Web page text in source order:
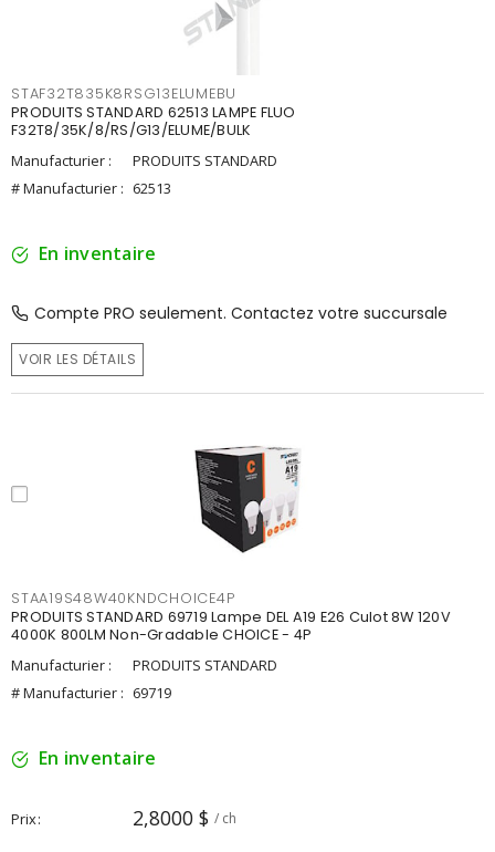
STAF32T835K8RSG13ELUMEBU
PRODUITS STANDARD 62513 LAMPE FLUO
F32T8/35K/8/RS/G13/ELUME/BULK
Manufacturier :
PRODUITS STANDARD
# Manufacturier : 62513
En inventaire
Compte PRO seulement. Contactez votre succursale
VOIR LES DÉTAILS
STAA19S48W40KNDCHOICE4P
PRODUITS STANDARD 69719 Lampe DEL A19 E26 Culot 8W 120V
4000K 800LM Non-Gradable CHOICE - 4P
Manufacturier :
PRODUITS STANDARD
# Manufacturier : 69719
En inventaire
Prix 2,8000 $ / ch